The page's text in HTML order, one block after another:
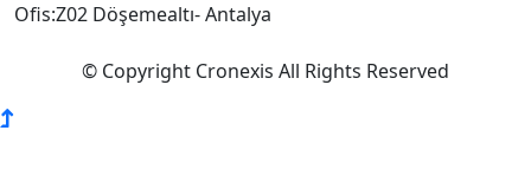
Ofis:Z02 Döşemealtı- Antalya
© Copyright Cronexis All Rights Reserved